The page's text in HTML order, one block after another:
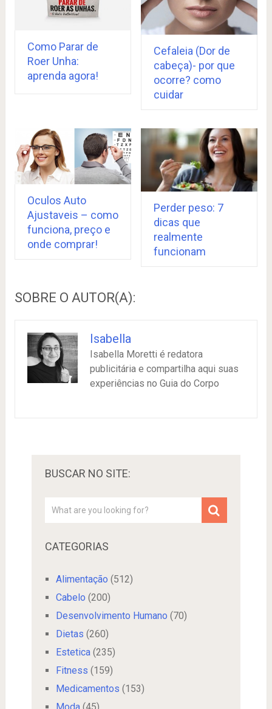
Como Parar de
Roer Unha:
aprenda agora!
Cefaleia (Dor de
cabeça)- por que
ocorre? como
cuidar
Oculos Auto
Ajustaveis – como
funciona, preço e
onde comprar!
Perder peso: 7
dicas que
realmente
funcionam
SOBRE O AUTOR(A):
Isabella
Isabella Moretti é redatora
publicitária e compartilha aqui suas
experiências no Guia do Corpo
BUSCAR NO SITE:
CATEGORIAS
Alimentação (512)
Cabelo (200)
Desenvolvimento Humano (70)
Dietas (260)
Estetica(235)
Fitness (159)
Medicamentos (153)